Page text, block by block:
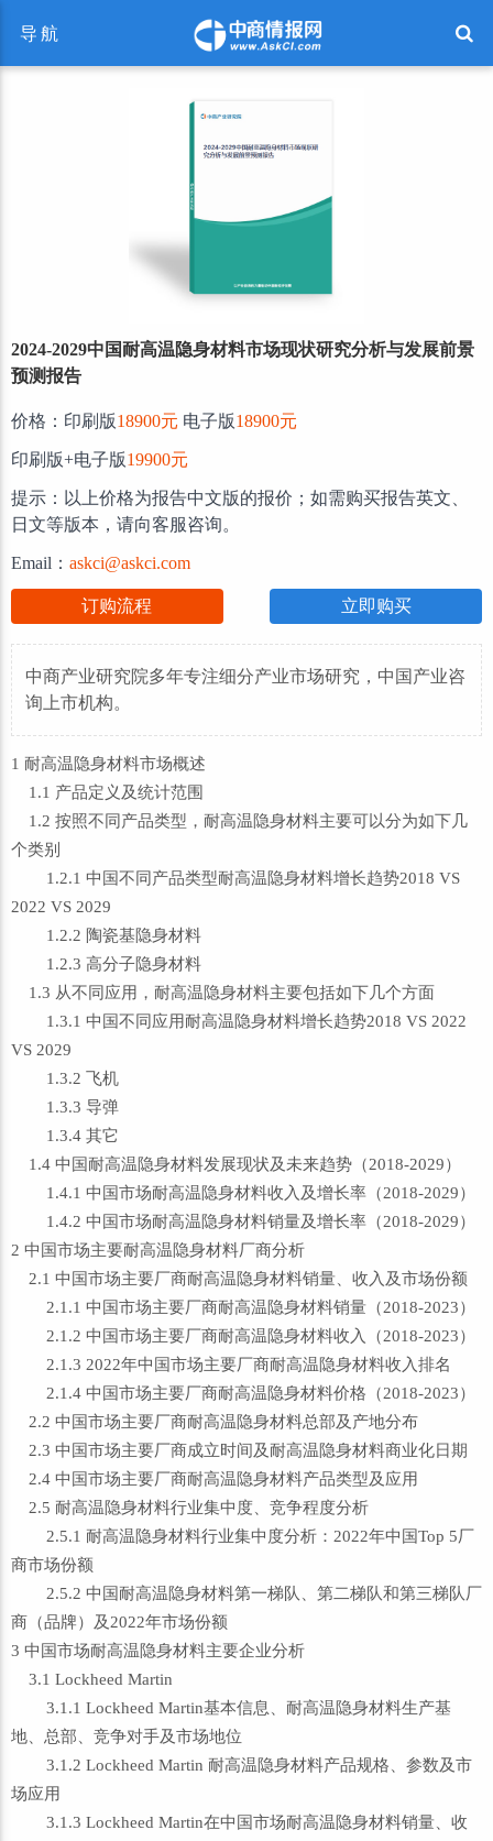
导航
2024-2029中国耐高温隐身材料市场现状研究分析与发展前景
预测报告
价格：印刷版18900元 电子版18900元
印刷版+电子版19900元
提示：以上价格为报告中文版的报价；如需购买报告英文、
日文等版本，请向客服咨询。
Email： askci@askci.com
订购流程 立即购买
中商产业研究院多年专注细分产业市场研究，中国产业咨
询上市机构。
1 耐高温隐身材料市场概述
1.1 产品定义及统计范围
1.2 按照不同产品类型，耐高温隐身材料主要可以分为如下几
个类别
1.2.1 中国不同产品类型耐高温隐身材料增长趋势2018 VS
2022 VS 2029
1.2.2 陶瓷基隐身材料
1.2.3 高分子隐身材料
1.3 从不同应用，耐高温隐身材料主要包括如下几个方面
1.3.1 中国不同应用耐高温隐身材料增长趋势2018 VS 2022
VS 2029
1.3.2 飞机
1.3.3 导弹
1.3.4 其它
1.4 中国耐高温隐身材料发展现状及未来趋势（2018-2029）
1.4.1 中国市场耐高温隐身材料收入及增长率（2018-2029）
1.4.2 中国市场耐高温隐身材料销量及增长率（2018-2029）
2 中国市场主要耐高温隐身材料厂商分析
2.1 中国市场主要厂商耐高温隐身材料销量、收入及市场份额
2.1.1 中国市场主要厂商耐高温隐身材料销量（2018-2023）
2.1.2 中国市场主要厂商耐高温隐身材料收入（2018-2023）
2.1.3 2022年中国市场主要厂商耐高温隐身材料收入排名
2.1.4 中国市场主要厂商耐高温隐身材料价格（2018-2023）
2.2 中国市场主要厂商耐高温隐身材料总部及产地分布
2.3 中国市场主要厂商成立时间及耐高温隐身材料商业化日期
2.4 中国市场主要厂商耐高温隐身材料产品类型及应用
2.5 耐高温隐身材料行业集中度、竞争程度分析
2.5.1 耐高温隐身材料行业集中度分析：2022年中国Top 5厂
商市场份额
2.5.2 中国耐高温隐身材料第一梯队、第二梯队和第三梯队厂
商（品牌）及2022年市场份额
3 中国市场耐高温隐身材料主要企业分析
3.1 Lockheed Martin
3.1.1 Lockheed Martin基本信息、耐高温隐身材料生产基
地、总部、竞争对手及市场地位
3.1.2 Lockheed Martin 耐高温隐身材料产品规格、参数及市
场应用
3.1.3 Lockheed Martin在中国市场耐高温隐身材料销量、收